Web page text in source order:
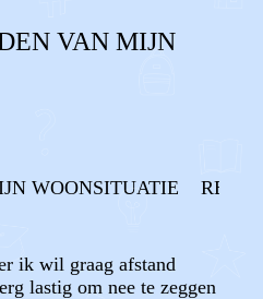
VAN MIJN
WOONSITUATIE
ik wil graag afstand
lastig om nee te zeggen